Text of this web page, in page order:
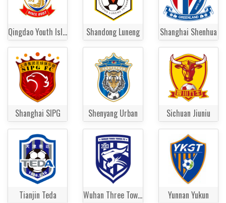
Qingdao Youth Island Shandong Luneng Shanghai Shenhua
Shanghai SIPG Shenyang Urban Sichuan Jiuniu
Tianjin Teda Wuhan Three Towns Yunnan Yukun